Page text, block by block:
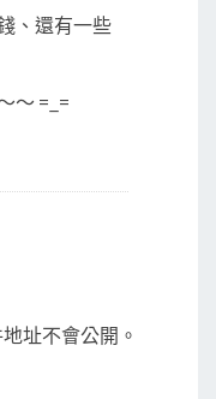
、還有一些
～ =_=
址不會公開。